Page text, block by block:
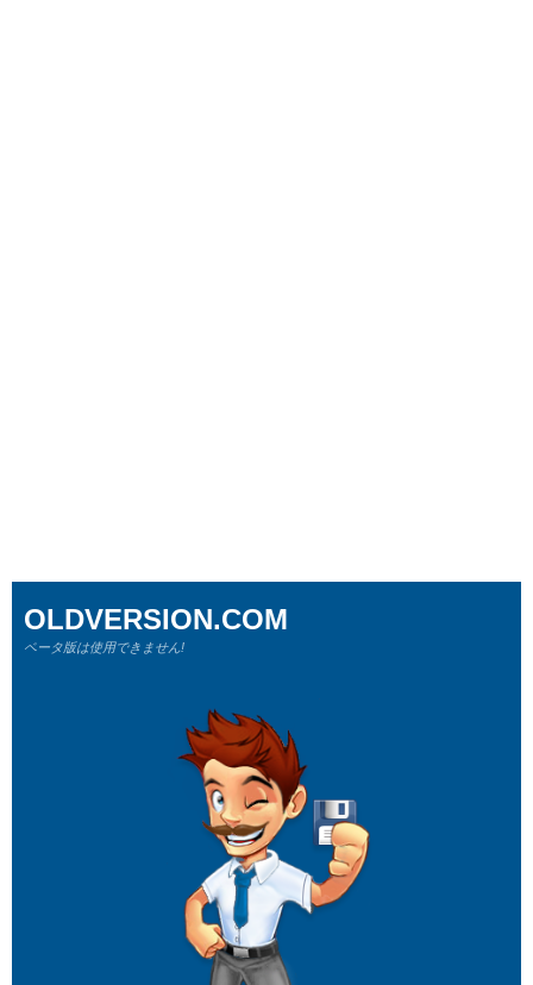
OLDVERSION.COM
ベータ版は使用できません!